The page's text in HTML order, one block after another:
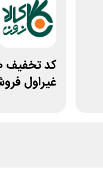
غیراول